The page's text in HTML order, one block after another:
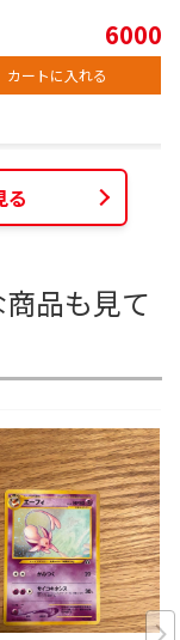
6000
カートに入れる
る
品も見て